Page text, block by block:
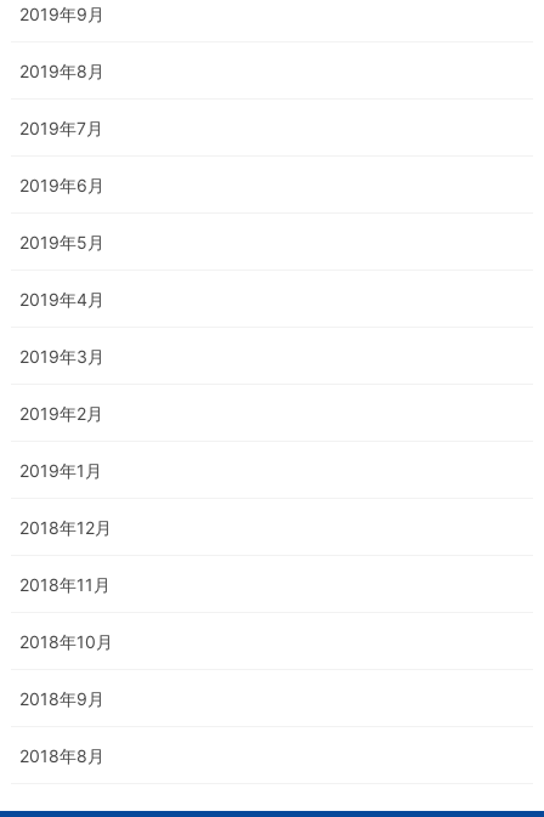
2019年9月
2019年8月
2019年7月
2019年6月
2019年5月
2019年4月
2019年3月
2019年2月
2019年1月
2018年12月
2018年11月
2018年10月
2018年9月
2018年8月